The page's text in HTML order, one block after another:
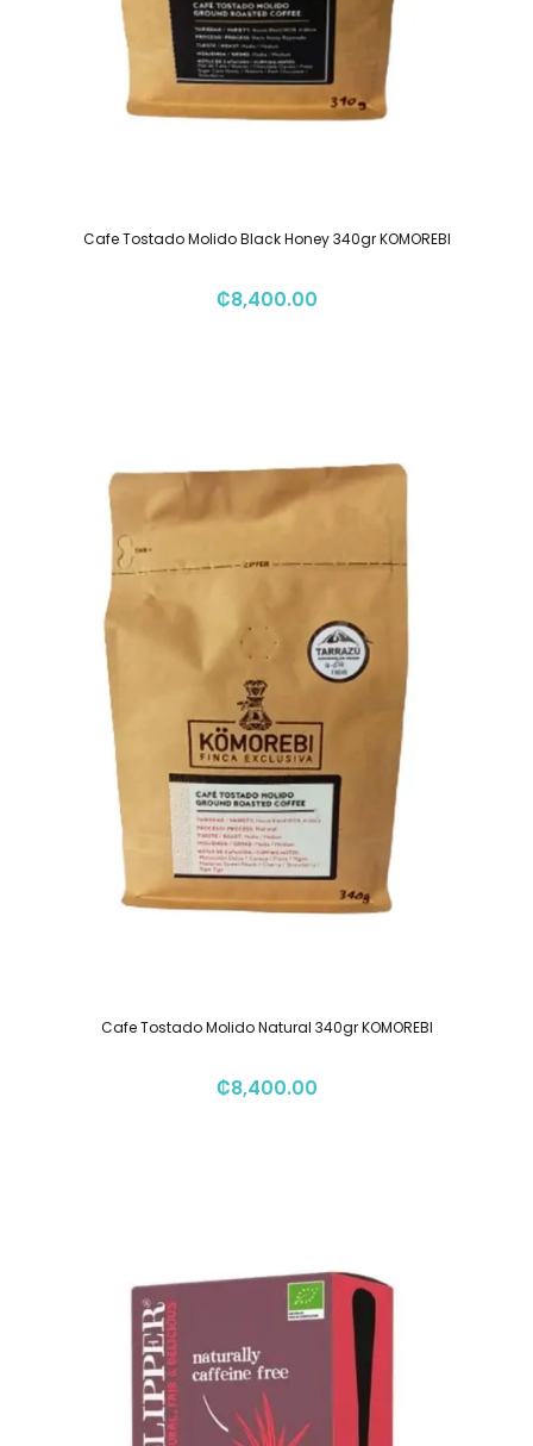
Cafe Tostado Molido Black Honey 340gr KOMOREBI
₡8,400.00
Cafe Tostado Molido Natural 340gr KOMOREBI
₡8,400.00